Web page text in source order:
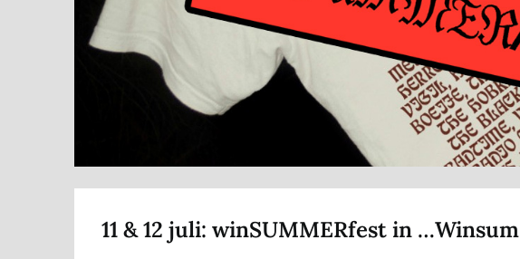
11 & 12 juli: winSUMMERfest in …Winsum